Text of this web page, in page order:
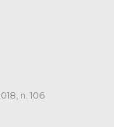
n. 106